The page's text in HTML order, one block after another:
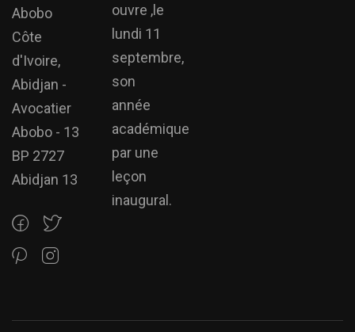
Abobo
Côte
d'Ivoire,
Abidjan -
Avocatier
Abobo - 13
BP 2727
Abidjan 13
ouvre ,le
lundi 11
septembre,
son
année
académique
par une
leçon
inaugural.